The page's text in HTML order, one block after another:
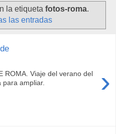
la etiqueta fotos-roma.
las entradas
›
ROMA. Viaje del verano del
para ampliar.